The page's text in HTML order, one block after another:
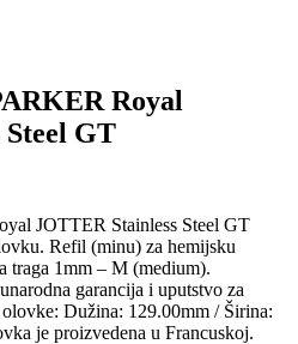
Royal
GT
JOTTER Stainless Steel GT
Refil (minu) za hemijsku
traga 1mm – M (medium).
garancija i uputstvo za
Dužina: 129.00mm / Širina:
je proizvedena u Francuskoj.